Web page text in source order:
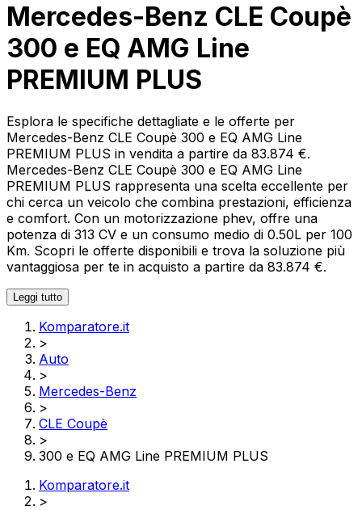
Mercedes-Benz CLE Coupè
300 e EQ AMG Line
PREMIUM PLUS
Esplora le specifiche dettagliate e le offerte per
Mercedes-Benz CLE Coupè 300 e EQ AMG Line
PREMIUM PLUS in vendita a partire da 83.874 €.
Mercedes-Benz CLE Coupè 300 e EQ AMG Line
PREMIUM PLUS rappresenta una scelta eccellente per
chi cerca un veicolo che combina prestazioni, efficienza
e comfort. Con un motorizzazione phev, offre una
potenza di 313 CV e un consumo medio di 0.50L per 100
Km. Scopri le offerte disponibili e trova la soluzione più
vantaggiosa per te in acquisto a partire da 83.874 €.
Leggi tutto
Komparatore.it
>
Auto
>
Mercedes-Benz
>
CLE Coupè
>
300 e EQ AMG Line PREMIUM PLUS
Komparatore.it
>